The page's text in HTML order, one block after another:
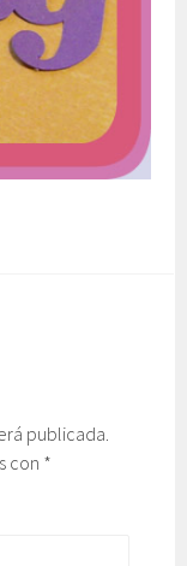
publicada.
con *